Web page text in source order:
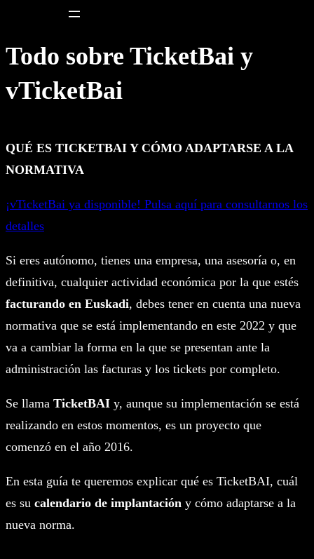
contenido
Todo sobre TicketBai y
vTicketBai
QUÉ ES TICKETBAI Y CÓMO ADAPTARSE A LA
NORMATIVA
¡vTicketBai ya disponible! Pulsa aquí para consultarnos los
detalles
Si eres autónomo, tienes una empresa, una asesoría o, en
definitiva, cualquier actividad económica por la que estés
facturando en Euskadi, debes tener en cuenta una nueva
normativa que se está implementando en este 2022 y que
va a cambiar la forma en la que se presentan ante la
administración las facturas y los tickets por completo.
Se llama TicketBAI y, aunque su implementación se está
realizando en estos momentos, es un proyecto que
comenzó en el año 2016.
En esta guía te queremos explicar qué es TicketBAI, cuál
es su calendario de implantación y cómo adaptarse a la
nueva norma.